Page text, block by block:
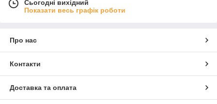
Сьогодні вихідний
Показати весь графік роботи
Про нас
Контакти
Доставка та оплата